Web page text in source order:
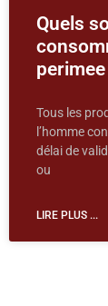
Quels
perimee
Tous les
l’homme
délai de
ou
LIRE PLUS ...